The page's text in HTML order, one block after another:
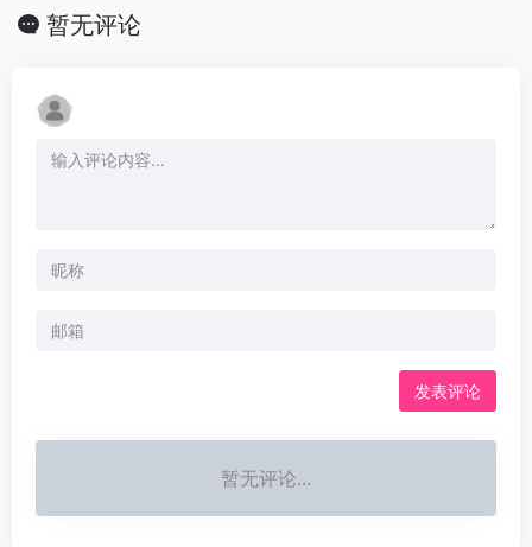
暂无评论
发表评论
暂无评论...